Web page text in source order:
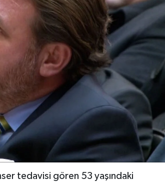
tedavisi gören 53 yaşındaki